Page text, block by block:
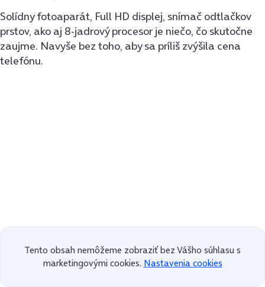
Solídny fotoaparát, Full HD displej, snímač odtlačkov
prstov, ako aj 8-jadrový procesor je niečo, čo skutočne
zaujme. Navyše bez toho, aby sa príliš zvýšila cena
telefónu.
Tento obsah nemôžeme zobraziť bez Vášho súhlasu s
marketingovými cookies. Nastavenia cookies